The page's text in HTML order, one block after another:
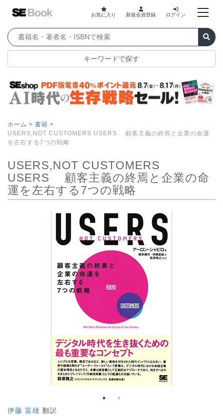
お気に入り 新規会員登録 ログイン
キーワードで探す
ホーム > 書籍 >
USERS,NOT CUSTOMERS USERS 顧客主義の終焉と企業の命運
を左右する7つの戦略
USERS,NOT CUSTOMERS
USERS 顧客主義の終焉と企業の命
運を左右する7つの戦略
伊藤 富雄 翻訳